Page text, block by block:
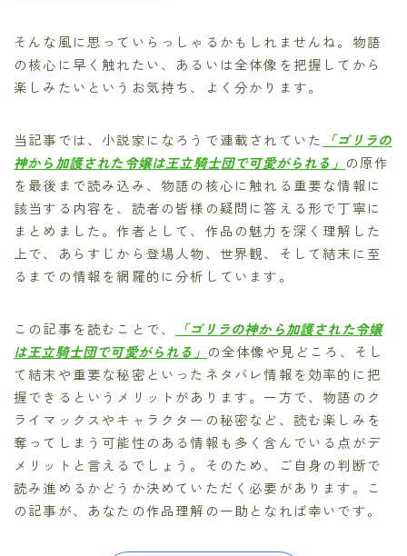
そんな風に思っていらっしゃるかもしれませんね。物語
の核心に早く触れたい、あるいは全体像を把握してから
楽しみたいというお気持ち、よく分かります。
当記事では、小説家になろうで連載されていた
「ゴリラの
神から加護された令嬢は王立騎士団で可愛がられる」 の原作
を最後まで読み込み、物語の核心に触れる重要な情報に
該当する内容を、読者の皆様の疑問に答える形で丁寧に
まとめました。作者として、作品の魅力を深く理解した
上で、あらすじから登場人物、世界観、そして結末に至
るまでの情報を網羅的に分析しています。
この記事を読むことで、
「ゴリラの神から加護された令嬢
は王立騎士団で可愛がられる」 の全体像や見どころ、そし
て結末や重要な秘密といったネタバレ情報を効率的に把
握できるというメリットがあります。一方で、物語のク
ライマックスやキャラクターの秘密など、読む楽しみを
奪ってしまう可能性のある情報も多く含んでいる点がデ
メリットと言えるでしょう。そのため、ご自身の判断で
読み進めるかどうか決めていただく必要があります。こ
の記事が、あなたの作品理解の一助となれば幸いです。